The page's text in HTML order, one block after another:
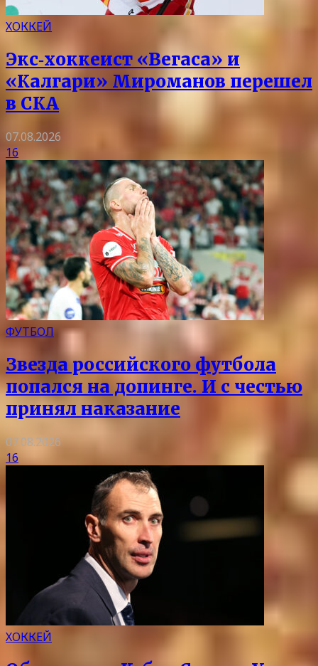
ХОККЕЙ
Экс‑хоккеист «Вегаса» и
«Калгари» Мироманов перешел
в СКА
07.08.2026
16
ФУТБОЛ
Звезда российского футбола
попался на допинге. И с честью
принял наказание
07.08.2026
16
ХОККЕЙ